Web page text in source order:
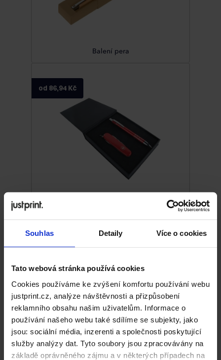
Souhlas Detaily Více o cookies
Tato webová stránka používá cookies
Cookies používáme ke zvýšení komfortu používání webu
justprint.cz, analýze návštěvnosti a přizpůsobení
reklamního obsahu našim uživatelům. Informace o
používání našeho webu také sdílíme se subjekty, jako
jsou: sociální média, inzerenti a společnosti poskytující
služby analýzy dat. Tyto soubory jsou zpracovávány na
základě oprávněného zájmu a v některých případech na
Balení pera
od 86,94 Kč
od 24,57 Kč
Balení USB disku